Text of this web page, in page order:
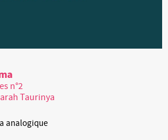
n°2
Taurinya
analogique